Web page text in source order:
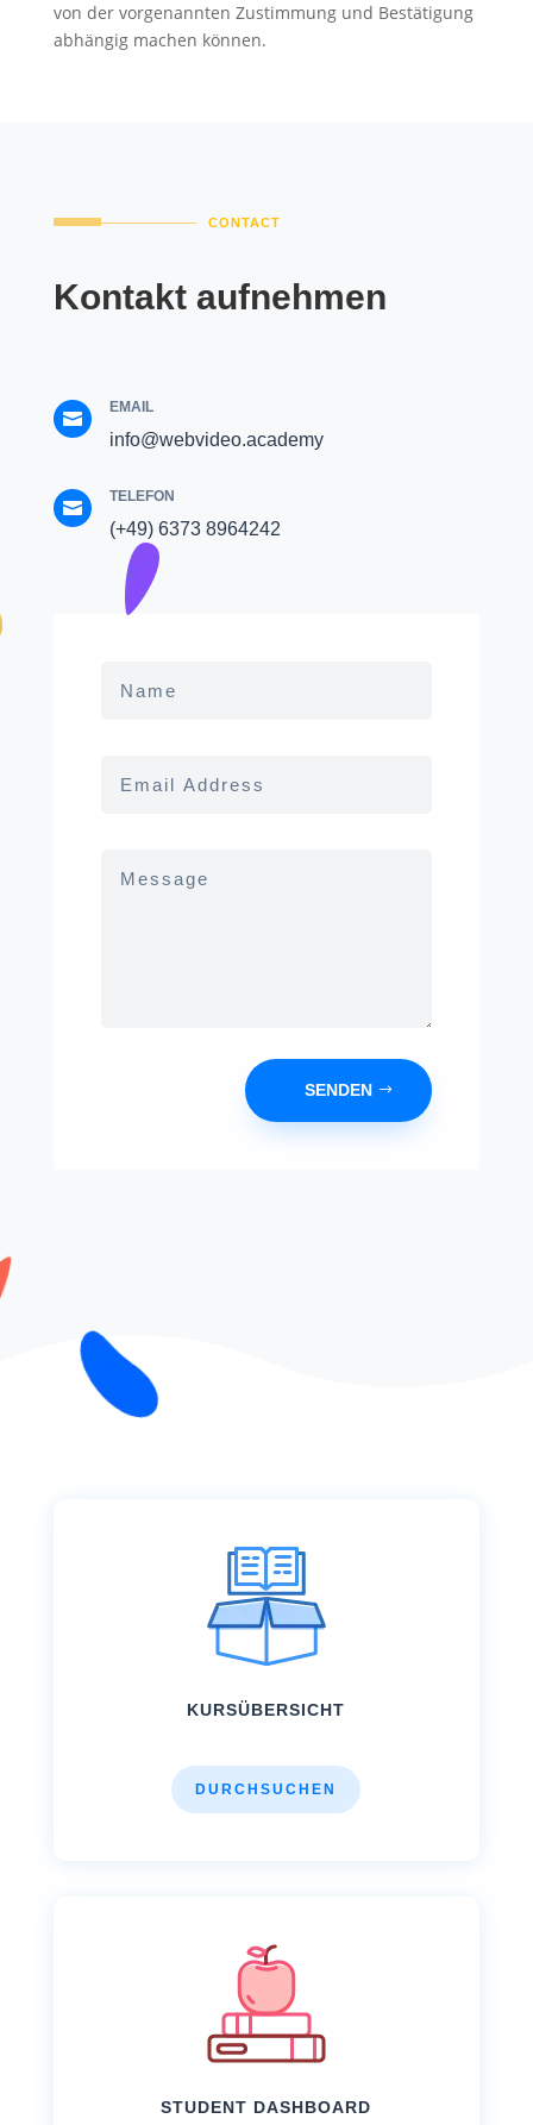
von der vorgenannten Zustimmung und Bestätigung
abhängig machen können.
CONTACT
Kontakt aufnehmen

EMAIL
info@webvideo.academy

TELEFON
(+49) 6373 8964242
SENDEN
KURSÜBERSICHT
DURCHSUCHEN
STUDENT DASHBOARD